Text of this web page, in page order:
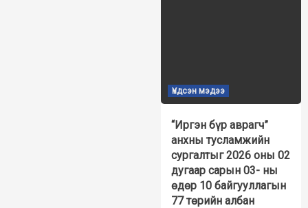
Үндсэн мэдээ
“Иргэн бүр аврагч”
анхны тусламжийн
сургалтыг 2026 оны 02
дугаар сарын 03- ны
өдөр 10 байгууллагын
77 төрийн албан